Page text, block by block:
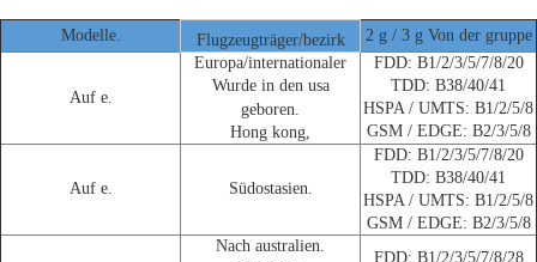
Modelle. Flugzeugträger/bezirk 2 g / 3 g Von der gruppe
Auf e.
Europa/internationaler
Wurde in den usa
geboren.
Hong kong,
FDD: B1/2/3/5/7/8/20
TDD: B38/40/41
HSPA / UMTS: B1/2/5/8
GSM / EDGE: B2/3/5/8
Auf e. Südostasien.
FDD: B1/2/3/5/7/8/20
TDD: B38/40/41
HSPA / UMTS: B1/2/5/8
GSM / EDGE: B2/3/5/8
Nach australien.
FDD: B1/2/3/5/7/8/28